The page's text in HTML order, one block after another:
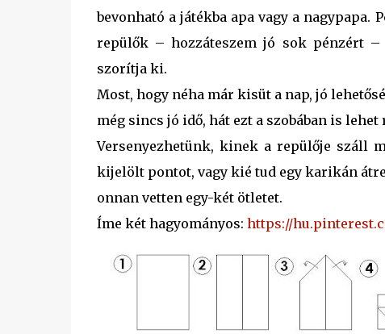
bevonható a játékba apa vagy a
repülők – hozzáteszem jó sok pénzért
szorítja ki.
Most, hogy néha már kisüt a nap, jó
még sincs jó idő, hát ezt a szobában is
Versenyezhetünk, kinek a repülője száll
kijelölt pontot, vagy kié tud egy karikán
onnan vetten egy-két ötletet.
Íme két hagyományos: https://